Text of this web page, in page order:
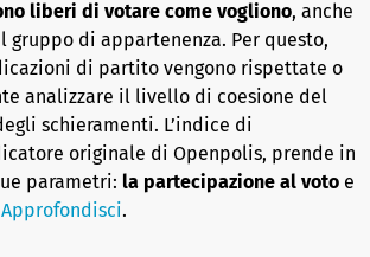
liberi di votare come vogliono, anche
gruppo di appartenenza. Per questo,
di partito vengono rispettate o
analizzare il livello di coesione del
schieramenti. L’indice di
originale di Openpolis, prende in
parametri: la partecipazione al voto e
Approfondisci.